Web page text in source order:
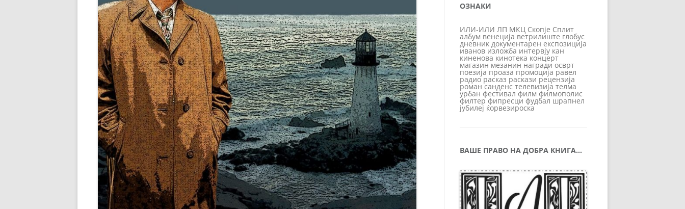
ОЗНАКИ
ИЛИ-ИЛИ ЛП МКЦ Скопје Сплит
албум венеција ветрилиште глобус
дневник документарен експозиција
иванов изложба интервју кан
киненова кинотека концерт
магазин мезанин награди осврт
поезија проаза промоција равел
радио расказ раскази рецензија
роман санденс телевизија телма
урбан фестивал филм филмополис
филтер фипресци фудбал шрапнел
јубилеј ќорвезироска
ВАШЕ ПРАВО НА ДОБРА КНИГА…